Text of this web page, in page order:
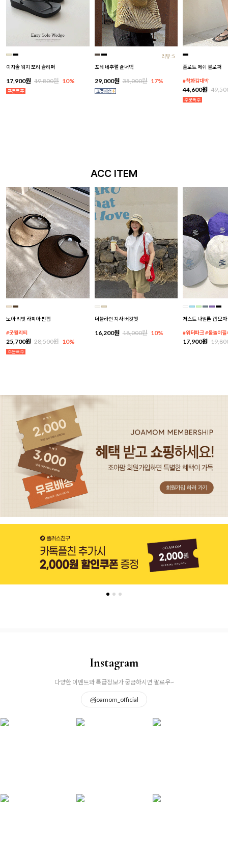
이지솔 웨지 쪼리 슬리퍼
17,900원 19,800원 10%
리뷰:5
포레 네추럴 숄더백
29,000원 35,000원 17%
플로트 메쉬 블로퍼
#착화감대박
44,600원
ACC ITEM
노아 리벳 라피아 썬캡
#굿퀄리티
25,700원 28,500원 10%
더블라인 지사 버킷햇
16,200원 18,000원 10%
저스트 나일론 캡 모자
#워터파크 #물놀이필
17,900원
Instagram
다양한 이벤트와 특급정보가 궁금하시면 팔로우~
@joamom_official